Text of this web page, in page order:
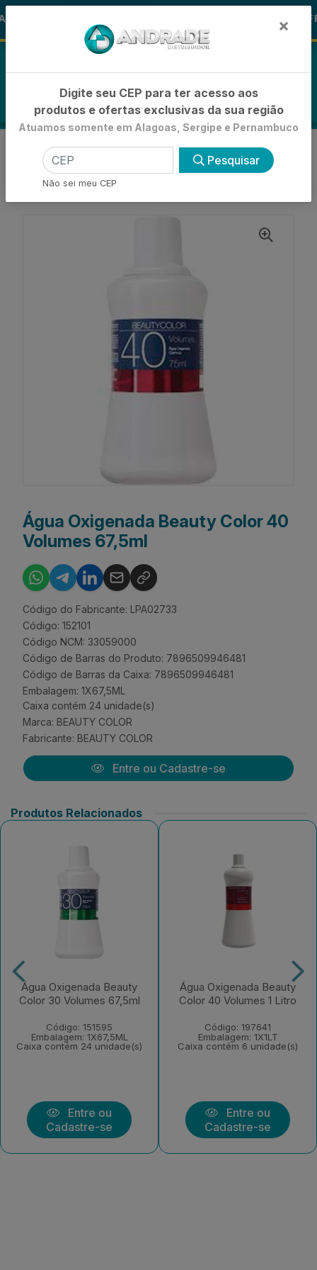
🪞
INÍCIO
REMOVEDORES E SOLVENTES
AGUA OXIGENADA
ÁGUA OXIGENADA BEAUTY COLOR 40 VOLUMES
Água Oxigenada Beauty Color 40
Volumes 67,5ml
Código do Fabricante: LPA02733
Código: 152101
Código NCM: 33059000
Código de Barras do Produto: 7896509946481
Código de Barras da Caixa: 7896509946481
Embalagem: 1X67,5ML
Caixa contém 24 unidade(s)
Marca: BEAUTY COLOR
Fabricante: BEAUTY COLOR
Entre ou Cadastre-se
Produtos Relacionados
Água Oxigenada Beauty
Color 30 Volumes 67,5ml
Código: 151595
Embalagem: 1X67,5ML
Caixa contém 24 unidade(s)
Entre ou
Cadastre-se
Água Oxigenada Beauty
Color 40 Volumes 1 Litro
Código: 197641
Embalagem: 1X1LT
Caixa contém 6 unidade(s)
Entre ou
Cadastre-se
×
Digite seu CEP para ter acesso aos
produtos e ofertas exclusivas da sua região
Atuamos somente em Alagoas, Sergipe e Pernambuco
Pesquisar
Não sei meu CEP